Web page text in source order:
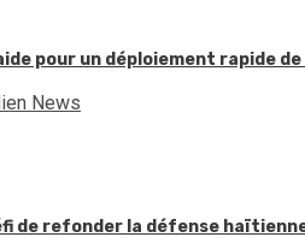
pour un déploiement rapide
News
de refonder la défense